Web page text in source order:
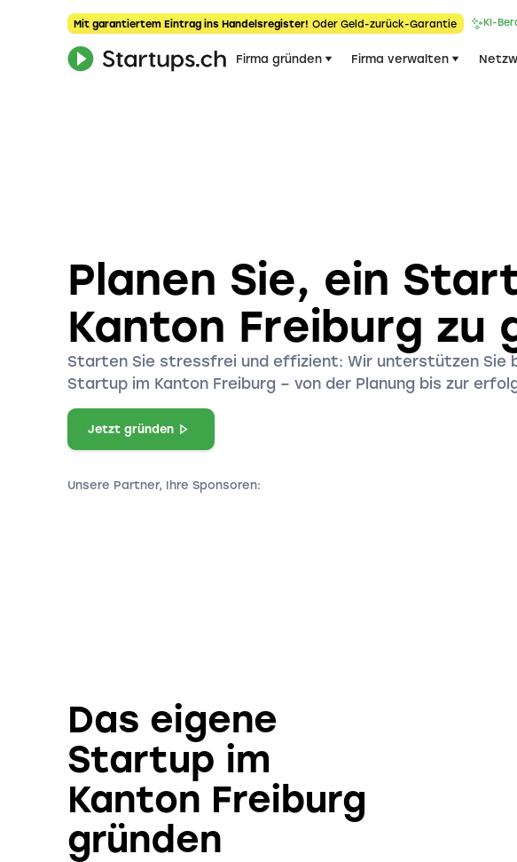
Mit garantiertem Eintrag ins Handelsregister! Oder Geld-zurück-Garantie​ KI-
Firma gründen Firma verwalten
Planen Sie, ein
Kanton Freiburg zu
Starten Sie stressfrei und effizient: Wir unterstützen Sie
Startup im Kanton Freiburg – von der Planung bis zur
Jetzt gründen
Unsere Partner, Ihre Sponsoren:
Das eigene
Startup im
Kanton Freiburg
gründen